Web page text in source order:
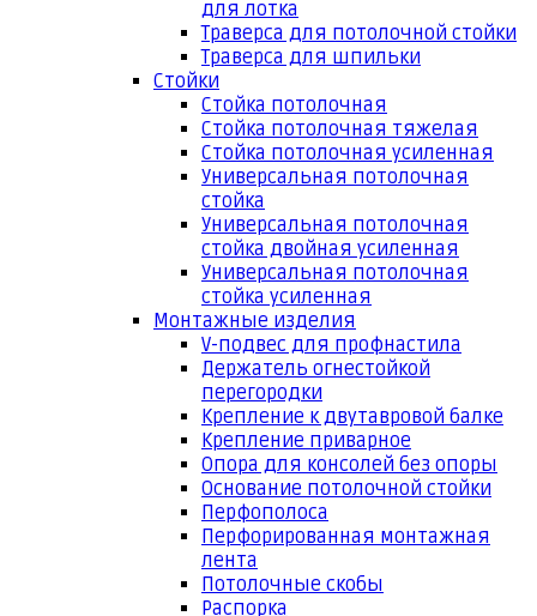
для лотка
Траверса для потолочной стойки
Траверса для шпильки
Стойки
Стойка потолочная
Стойка потолочная тяжелая
Стойка потолочная усиленная
Универсальная потолочная
стойка
Универсальная потолочная
стойка двойная усиленная
Универсальная потолочная
стойка усиленная
Монтажные изделия
V-подвес для профнастила
Держатель огнестойкой
перегородки
Крепление к двутавровой балке
Крепление приварное
Опора для консолей без опоры
Основание потолочной стойки
Перфополоса
Перфорированная монтажная
лента
Потолочные скобы
Распорка